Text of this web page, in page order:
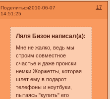
Поделиться 17
2010-06-07
14:51:25
Ляля Бизон написал(а):
Мне не жалко, ведь мы
строим совместное
счастье и даже происки
немки Жоржетты, которая
шлет ему в подарот
телефоны и ноутбуки,
пытаясь "купить" его